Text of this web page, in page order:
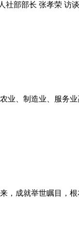
部部长 张孝荣 访
、制造业、服务
，成就举世瞩目，